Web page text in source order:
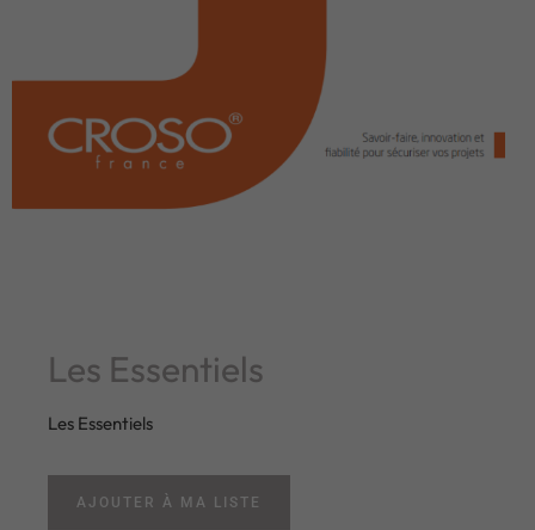
Les Essentiels
Les Essentiels
AJOUTER À MA LISTE